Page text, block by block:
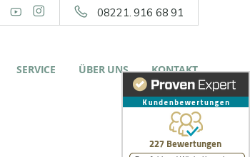
08221. 916 68 91
SERVICE ÜBER UNS KONTAKT